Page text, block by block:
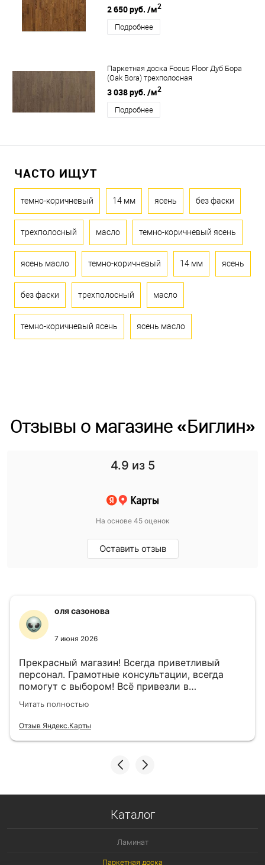
2 650 руб. /м2
Подробнее
Паркетная доска Focus Floor Дуб Бора
(Oak Bora) трехполосная
3 038 руб. /м2
Подробнее
ЧАСТО ИЩУТ
темно-коричневый 14 мм ясень без фаски
трехполосный масло темно-коричневый ясень
ясень масло темно-коричневый 14 мм ясень
без фаски трехполосный масло
темно-коричневый ясень ясень масло
Отзывы о магазине «Биглин»
4.9 из 5
На основе 45 оценок
Оставить отзыв
оля сазонова
7 июня 2026
Прекрасный магазин! Всегда приветливый
персонал. Грамотные консультации, всегда
помогут с выбором! Всё привезли в
назначенный день!
Читать полностью
Отзыв Яндекс.Карты
Каталог
Ламинат
Паркетная доска